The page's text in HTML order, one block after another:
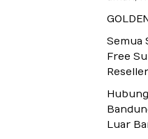
Semua
Free
Luar